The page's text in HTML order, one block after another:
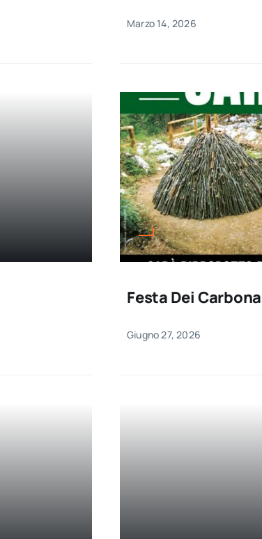
Marzo 14, 2026
Festa Dei
Giugno 27, 2026